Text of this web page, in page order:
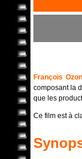
François Ozon
composant la
que les
Ce film est à